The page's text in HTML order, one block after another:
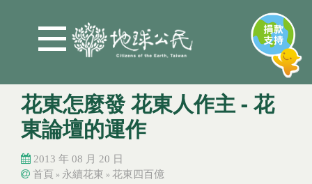
花東怎麼發 花東人作主 - 花
東論壇的運作
2013 年 08 月 20 日
首頁 » 永續花東 » 花東四百億